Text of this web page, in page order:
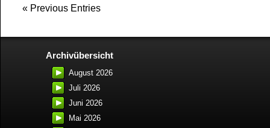
« Previous Entries
Archivübersicht
August 2026
Juli 2026
Juni 2026
Mai 2026